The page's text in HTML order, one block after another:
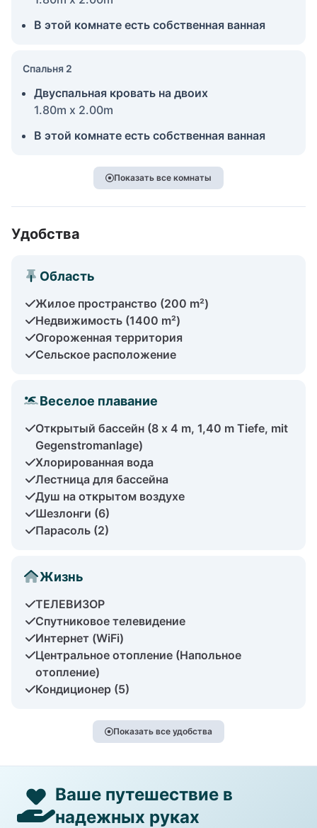
В этой комнате есть собственная ванная
Спальня 2
Двуспальная кровать на двоих
1.80m x 2.00m
В этой комнате есть собственная ванная
Показать все комнаты
Удобства
Область
Жилое пространство (200 m²)
Недвижимость (1400 m²)
Огороженная территория
Сельское расположение
Веселое плавание
Открытый бассейн (8 x 4 m, 1,40 m Tiefe, mit
Gegenstromanlage)
Хлорированная вода
Лестница для бассейна
Душ на открытом воздухе
Шезлонги (6)
Парасоль (2)
Жизнь
ТЕЛЕВИЗОР
Спутниковое телевидение
Интернет (WiFi)
Центральное отопление (Напольное
отопление)
Кондиционер (5)
Показать все удобства
Ваше путешествие в
надежных руках